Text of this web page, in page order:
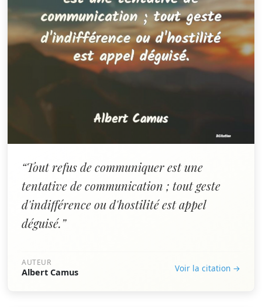
“Tout refus de communiquer est une
tentative de communication ; tout geste
d'indifférence ou d'hostilité est appel
déguisé.”
AUTEUR
Albert Camus Voir la citation →